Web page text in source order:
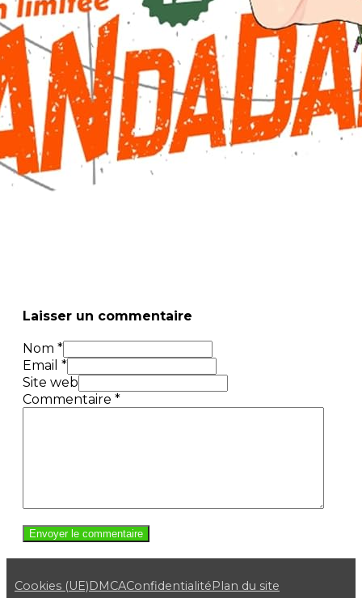
Laisser un commentaire
Nom *
Email *
Site web
Commentaire *
Cookies (UE)DMCAConfidentialitéPlan du site